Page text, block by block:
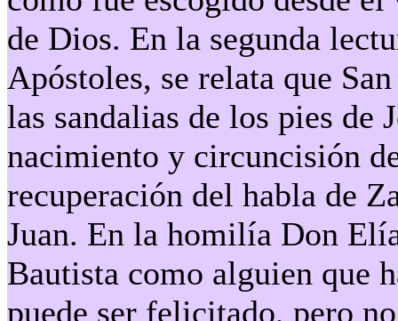
de Dios. En la segunda
Apóstoles, se relata que
las sandalias de los pies de
nacimiento y circuncisión
recuperación del habla de
Juan. En la homilía Don
Bautista como alguien que
puede ser felicitado, pero